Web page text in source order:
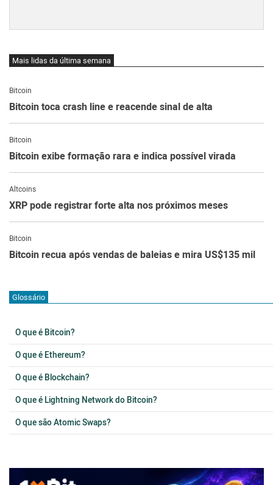
Mais lidas da última semana
Bitcoin
Bitcoin toca crash line e reacende sinal de alta
Bitcoin
Bitcoin exibe formação rara e indica possível virada
Altcoins
XRP pode registrar forte alta nos próximos meses
Bitcoin
Bitcoin recua após vendas de baleias e mira US$135 mil
Glossário
O que é Bitcoin?
O que é Ethereum?
O que é Blockchain?
O que é Lightning Network do Bitcoin?
O que são Atomic Swaps?